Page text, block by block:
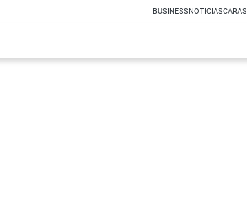
BUSINESSNOTICIASCARAS